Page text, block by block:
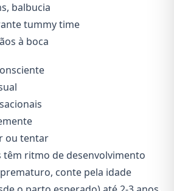
balbucia
tummy time
à boca
ou tentar
têm ritmo de desenvolvimento
conte pela idade